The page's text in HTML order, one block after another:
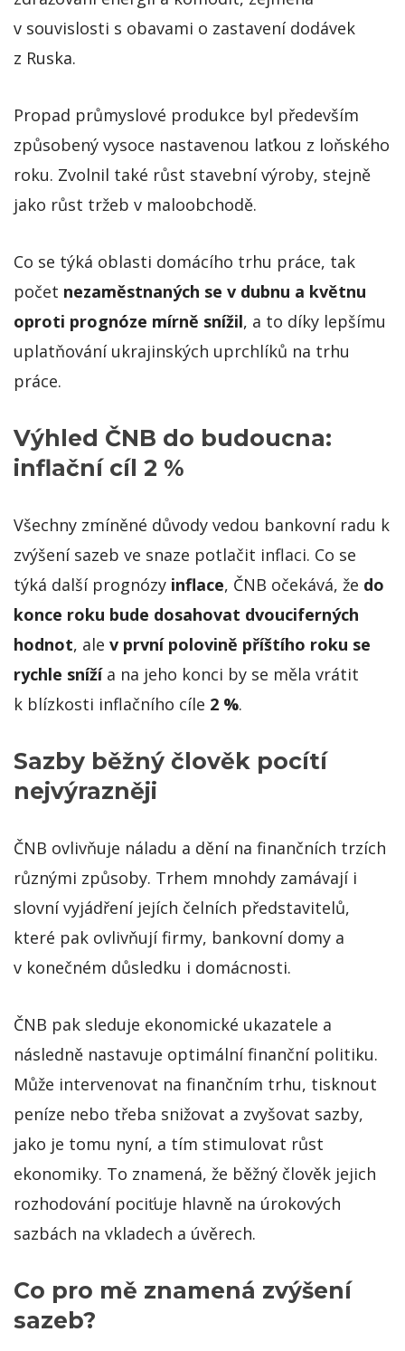
v souvislosti s obavami o zastavení dodávek
z Ruska.
Propad průmyslové produkce byl především
způsobený vysoce nastavenou laťkou z loňského
roku. Zvolnil také růst stavební výroby, stejně
jako růst tržeb v maloobchodě.
Co se týká oblasti domácího trhu práce, tak
počet nezaměstnaných se v dubnu a květnu
oproti prognóze mírně snížil, a to díky lepšímu
uplatňování ukrajinských uprchlíků na trhu
práce.
Výhled ČNB do budoucna:
inflační cíl 2 %
Všechny zmíněné důvody vedou bankovní radu k
zvýšení sazeb ve snaze potlačit inflaci. Co se
týká další prognózy inflace, ČNB očekává, že do
konce roku bude dosahovat dvouciferných
hodnot, ale v první polovině příštího roku se
rychle snížía na jeho konci by se měla vrátit
k blízkosti inflačního cíle 2 %.
Sazby běžný člověk pocítí
nejvýrazněji
ČNB ovlivňuje náladu a dění na finančních trzích
různými způsoby. Trhem mnohdy zamávají i
slovní vyjádření jejích čelních představitelů,
které pak ovlivňují firmy, bankovní domy a
v konečném důsledku i domácnosti.
ČNB pak sleduje ekonomické ukazatele a
následně nastavuje optimální finanční politiku.
Může intervenovat na finančním trhu, tisknout
peníze nebo třeba snižovat a zvyšovat sazby,
jako je tomu nyní, a tím stimulovat růst
ekonomiky. To znamená, že běžný člověk jejich
rozhodování pociťuje hlavně na úrokových
sazbách na vkladech a úvěrech.
Co pro mě znamená zvýšení
sazeb?